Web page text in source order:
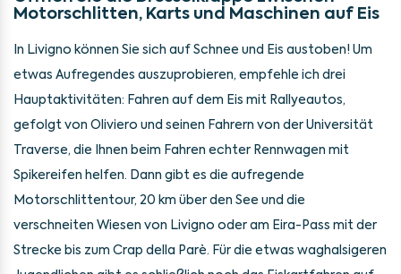
Motorschlitten, Karts und Maschinen auf Eis
In Livigno können Sie sich auf Schnee und Eis austoben! Um
etwas Aufregendes auszuprobieren, empfehle ich drei
Hauptaktivitäten: Fahren auf dem Eis mit Rallyeautos,
gefolgt von Oliviero und seinen Fahrern von der Universität
Traverse, die Ihnen beim Fahren echter Rennwagen mit
Spikereifen helfen. Dann gibt es die aufregende
Motorschlittentour, 20 km über den See und die
verschneiten Wiesen von Livigno oder am Eira-Pass mit der
Strecke bis zum Crap della Parè. Für die etwas waghalsigeren